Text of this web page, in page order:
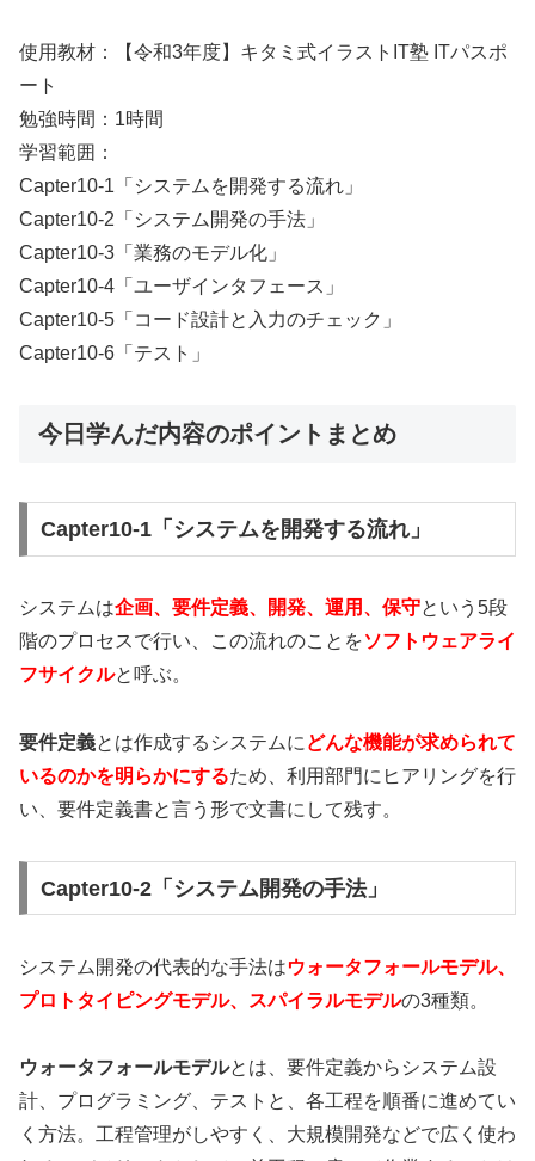
使用教材：【令和3年度】キタミ式イラストIT塾 ITパスポ
ート
勉強時間：1時間
学習範囲：
Capter10-1「システムを開発する流れ」
Capter10-2「システム開発の手法」
Capter10-3「業務のモデル化」
Capter10-4「ユーザインタフェース」
Capter10-5「コード設計と入力のチェック」
Capter10-6「テスト」
今日学んだ内容のポイントまとめ
Capter10-1「システムを開発する流れ」
システムは企画、要件定義、開発、運用、保守という5段
階のプロセスで行い、この流れのことをソフトウェアライ
フサイクルと呼ぶ。
要件定義とは作成するシステムに どんな機能が求められて
いるのかを明らかにするため、利用部門にヒアリングを行
い、要件定義書と言う形で文書にして残す。
Capter10-2「システム開発の手法」
システム開発の代表的な手法はウォータフォールモデル、
プロトタイピングモデル、スパイラルモデルの3種類。
ウォータフォールモデルとは、要件定義からシステム設
計、プログラミング、テストと、各工程を順番に進めてい
く方法。工程管理がしやすく、大規模開発などで広く使わ